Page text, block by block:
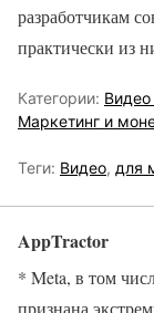
разработчикам
практически из
Категории: Видео
Маркетинг и
Теги: Видео, для
AppTractor
* Meta, в том
признана